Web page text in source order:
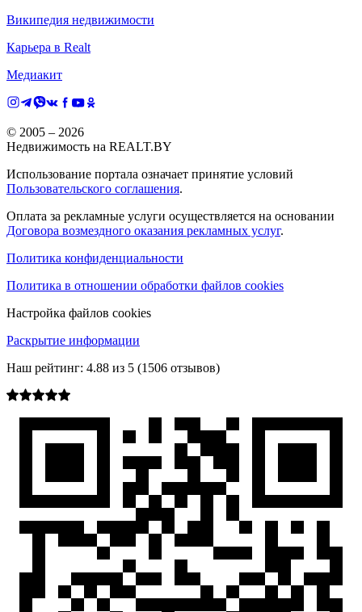
Википедия недвижимости
Карьера в Realt
Медиакит
© 2005 – 2026
Недвижимость на REALT.BY
Использование портала означает принятие условий
Пользовательского соглашения.
Оплата за рекламные услуги осуществляется на основании
Договора возмездного оказания рекламных услуг.
Политика конфиденциальности
Политика в отношении обработки файлов cookies
Настройка файлов cookies
Раскрытие информации
Наш рейтинг: 4.88 из 5 (1506 отзывов)